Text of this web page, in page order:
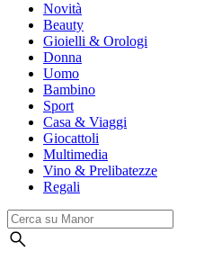
Novità
Beauty
Gioielli & Orologi
Donna
Uomo
Bambino
Sport
Casa & Viaggi
Giocattoli
Multimedia
Vino & Prelibatezze
Regali